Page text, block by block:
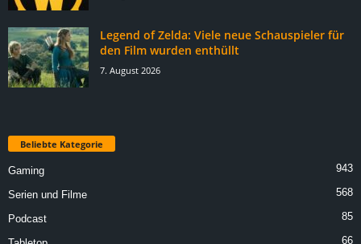
Legend of Zelda: Viele neue Schauspieler für
den Film wurden enthüllt
7. August 2026
Beliebte Kategorie
Gaming 943
Serien und Filme 568
Podcast 85
66